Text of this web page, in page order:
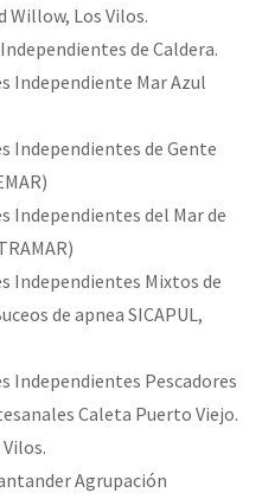
Willow, Los Vilos.
de Caldera.
Independiente Mar Azul
Independientes de Gente
Independientes del Mar de
Independientes Mixtos de
de apnea SICAPUL,
Independientes Pescadores
Caleta Puerto Viejo.
Agrupación